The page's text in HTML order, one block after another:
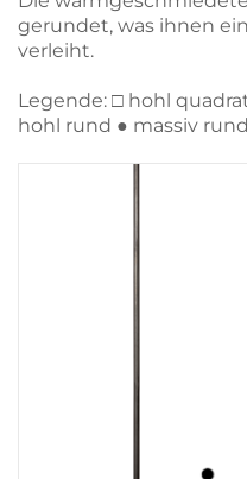
gerundet, was ihnen
verleiht.
Legende: □ hohl
hohl rund ● massiv rund